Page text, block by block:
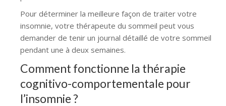
Pour déterminer la meilleure façon de traiter votre
insomnie, votre thérapeute du sommeil peut vous
demander de tenir un journal détaillé de votre sommeil
pendant une à deux semaines.
Comment fonctionne la thérapie
cognitivo-comportementale pour
l’insomnie ?